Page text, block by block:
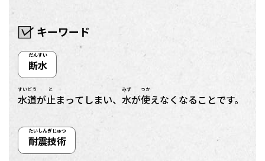
キーワード
断水
だんすい
水道
すいどう
が止
と
まってしまい、 水
みず
が使
つか
えなくなることです。
耐震技術
たいしんぎじゅつ